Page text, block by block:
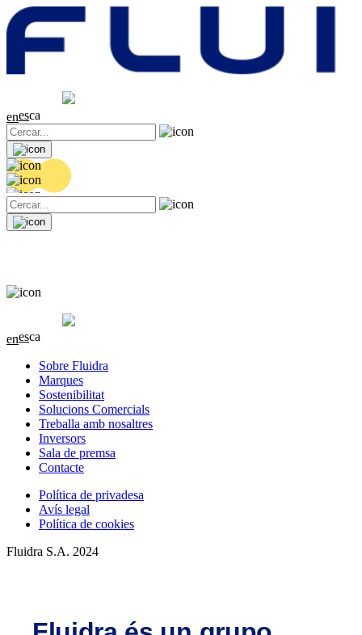
0.04 (+0.2%)
enesca
0.04 (+0.2%)
enesca
Sobre Fluidra
Marques
Sostenibilitat
Solucions Comercials
Treballa amb nosaltres
Inversors
Sala de premsa
Contacte
Política de privadesa
Avís legal
Política de cookies
Fluidra S.A. 2024